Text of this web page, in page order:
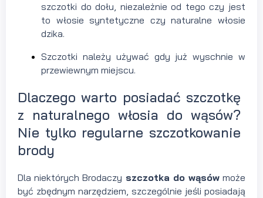
szczotki do dołu, niezależnie od tego czy jest
to włosie syntetyczne czy naturalne włosie
dzika.
Szczotki należy używać gdy już wyschnie w
przewiewnym miejscu.
Dlaczego warto posiadać szczotkę
z naturalnego włosia do wąsów?
Nie tylko regularne szczotkowanie
brody
Dla niektórych Brodaczy szczotka do wąsówmoże
być zbędnym narzędziem, szczególnie jeśli posiadają